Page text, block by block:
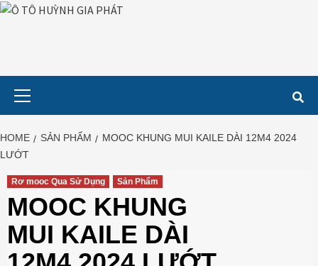
HOME SẢN PHẨM
MOOC KHUNG MUI KAILE DÀI 12M4 2024
LƯỚT
Rơ mooc Qua Sử Dụng Sản Phẩm
MOOC KHUNG
MUI KAILE DÀI